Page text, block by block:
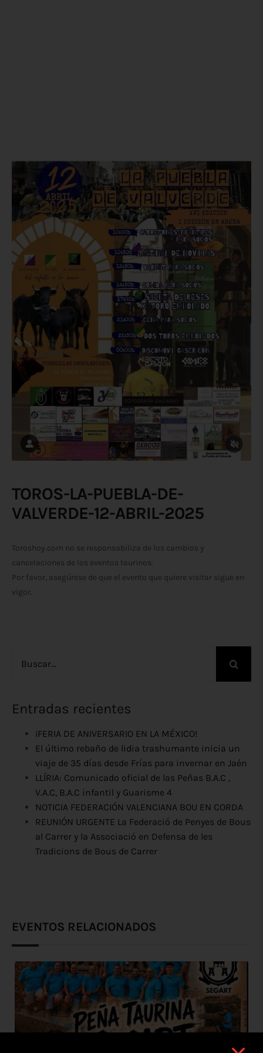
TOROS-LA-PUEBLA-DE-
VALVERDE-12-ABRIL-2025
Toroshoy.com no se responsabiliza de los cambios y
cancelaciones de los eventos taurinos.
Por favor, asegúrese de que el evento que quiere visitar sigue en
vigor.
Entradas recientes
¡FERIA DE ANIVERSARIO EN LA MÉXICO!
El último rebaño de lidia trashumante inicia un
viaje de 35 días desde Frías para invernar en Jaén
LLÍRIA: Comunicado oficial de las Peñas B.A.C ,
V.A.C, B.A.C infantil y Guarisme 4
NOTICIA FEDERACIÓN VALENCIANA BOU EN CORDA
REUNIÓN URGENTE La Federació de Penyes de Bous
al Carrer y la Associació en Defensa de les
Tradicions de Bous de Carrer
EVENTOS RELACIONADOS